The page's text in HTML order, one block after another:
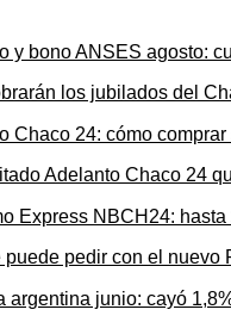
los jubilados del
Adelanto Chaco 24
puede pedir con el nuevo